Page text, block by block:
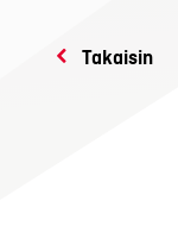
Takaisin